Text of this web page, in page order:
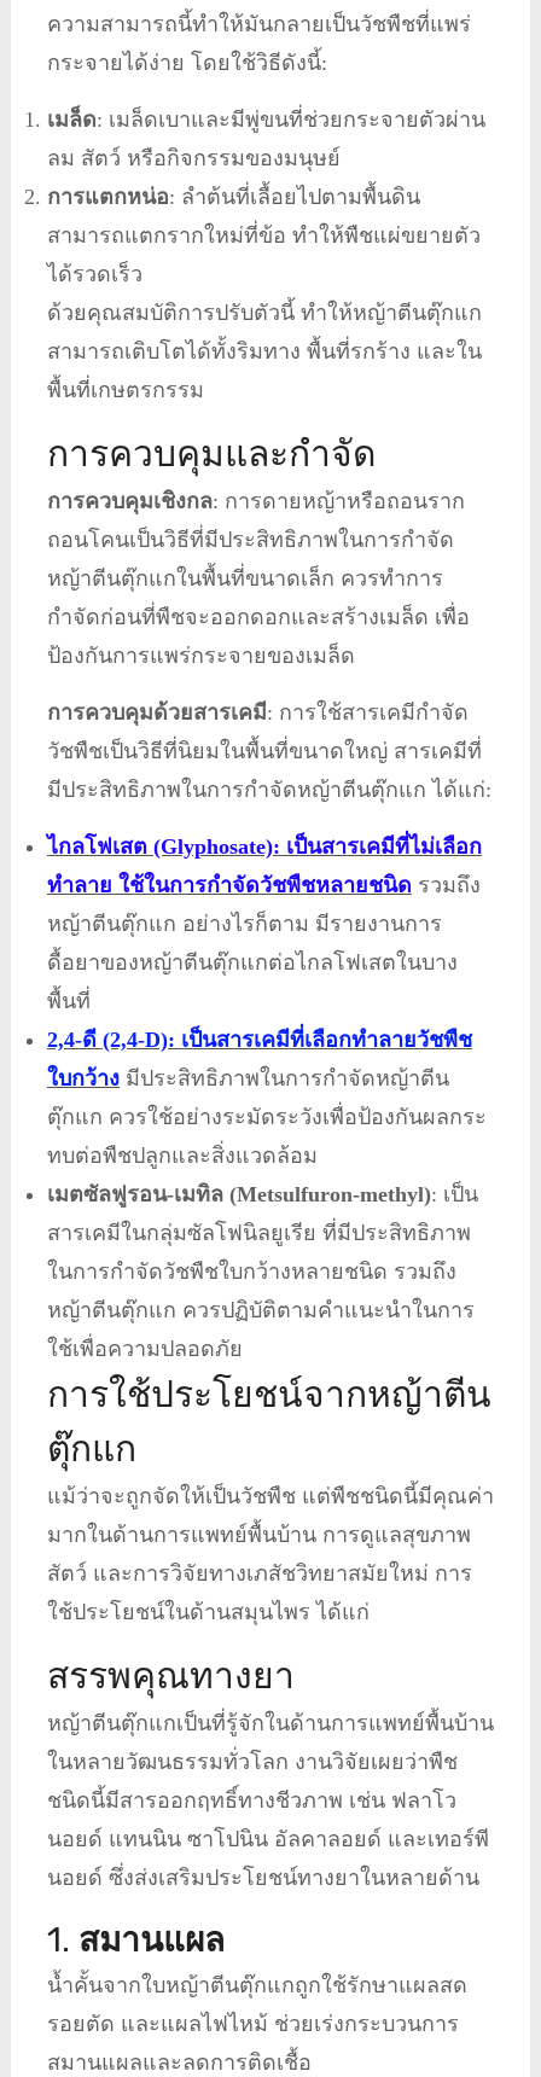
ความสามารถนี้ทำให้มันกลายเป็นวัชพืชที่แพร่
กระจายได้ง่าย โดยใช้วิธีดังนี้:
เมล็ด: เมล็ดเบาและมีพู่ขนที่ช่วยกระจายตัวผ่าน
ลม สัตว์ หรือกิจกรรมของมนุษย์
การแตกหน่อ: ลำต้นที่เลื้อยไปตามพื้นดิน
สามารถแตกรากใหม่ที่ข้อ ทำให้พืชแผ่ขยายตัว
ได้รวดเร็ว
ด้วยคุณสมบัติการปรับตัวนี้ ทำให้หญ้าตีนตุ๊กแก
สามารถเติบโตได้ทั้งริมทาง พื้นที่รกร้าง และใน
พื้นที่เกษตรกรรม
การควบคุมและกำจัด
การควบคุมเชิงกล: การดายหญ้าหรือถอนราก
ถอนโคนเป็นวิธีที่มีประสิทธิภาพในการกำจัด
หญ้าตีนตุ๊กแกในพื้นที่ขนาดเล็ก ควรทำการ
กำจัดก่อนที่พืชจะออกดอกและสร้างเมล็ด เพื่อ
ป้องกันการแพร่กระจายของเมล็ด
การควบคุมด้วยสารเคมี: การใช้สารเคมีกำจัด
วัชพืชเป็นวิธีที่นิยมในพื้นที่ขนาดใหญ่ สารเคมีที่
มีประสิทธิภาพในการกำจัดหญ้าตีนตุ๊กแก ได้แก่:
ไกลโฟเสต (Glyphosate): เป็นสารเคมีที่ไม่เลือก
ทำลาย ใช้ในการกำจัดวัชพืชหลายชนิด รวมถึง
หญ้าตีนตุ๊กแก อย่างไรก็ตาม มีรายงานการ
ดื้อยาของหญ้าตีนตุ๊กแกต่อไกลโฟเสตในบาง
พื้นที่
2,4-ดี (2,4-D): เป็นสารเคมีที่เลือกทำลายวัชพืช
ใบกว้างมีประสิทธิภาพในการกำจัดหญ้าตีน
ตุ๊กแก ควรใช้อย่างระมัดระวังเพื่อป้องกันผลกระ
ทบต่อพืชปลูกและสิ่งแวดล้อม
เมตซัลฟูรอน-เมทิล (Metsulfuron-methyl): เป็น
สารเคมีในกลุ่มซัลโฟนิลยูเรีย ที่มีประสิทธิภาพ
ในการกำจัดวัชพืชใบกว้างหลายชนิด รวมถึง
หญ้าตีนตุ๊กแก ควรปฏิบัติตามคำแนะนำในการ
ใช้เพื่อความปลอดภัย
การใช้ประโยชน์จากหญ้าตีน
ตุ๊กแก
แม้ว่าจะถูกจัดให้เป็นวัชพืช แต่พืชชนิดนี้มีคุณค่า
มากในด้านการแพทย์พื้นบ้าน การดูแลสุขภาพ
สัตว์ และการวิจัยทางเภสัชวิทยาสมัยใหม่ การ
ใช้ประโยชน์ในด้านสมุนไพร ได้แก่
สรรพคุณทางยา
หญ้าตีนตุ๊กแกเป็นที่รู้จักในด้านการแพทย์พื้นบ้าน
ในหลายวัฒนธรรมทั่วโลก งานวิจัยเผยว่าพืช
ชนิดนี้มีสารออกฤทธิ์ทางชีวภาพ เช่น ฟลาโว
นอยด์ แทนนิน ซาโปนิน อัลคาลอยด์ และเทอร์พี
นอยด์ ซึ่งส่งเสริมประโยชน์ทางยาในหลายด้าน
1. สมานแผล
น้ำคั้นจากใบหญ้าตีนตุ๊กแกถูกใช้รักษาแผลสด
รอยตัด และแผลไฟไหม้ ช่วยเร่งกระบวนการ
สมานแผลและลดการติดเชื้อ